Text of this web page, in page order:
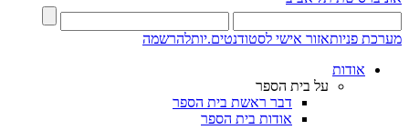
מערכת פניותאזור אישי לסטודנטים.יותלהרשמה
אודות
על בית הספר
דבר ראשת בית הספר
אודות בית הספר